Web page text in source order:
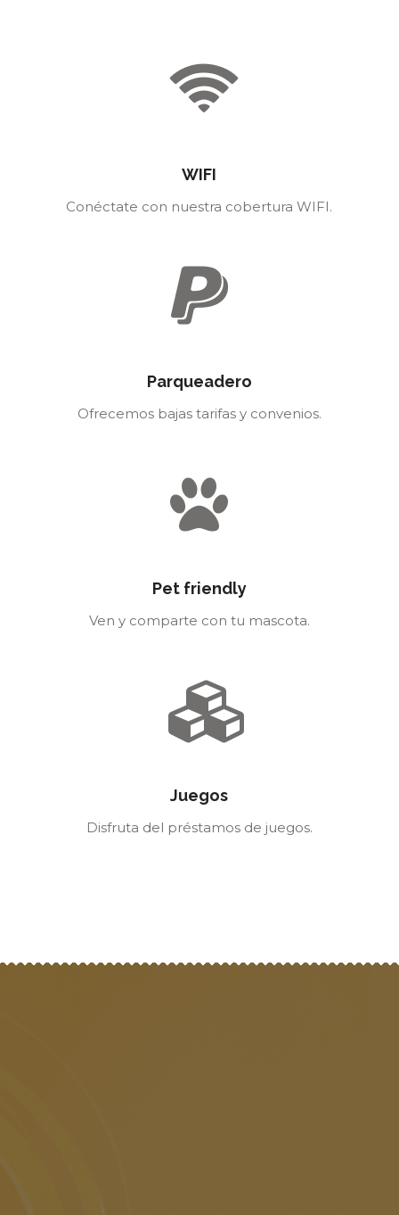
WIFI
Conéctate con nuestra cobertura WIFI.
Parqueadero
Ofrecemos bajas tarifas y convenios.
Pet friendly
Ven y comparte con tu mascota.
Juegos
Disfruta del préstamos de juegos.